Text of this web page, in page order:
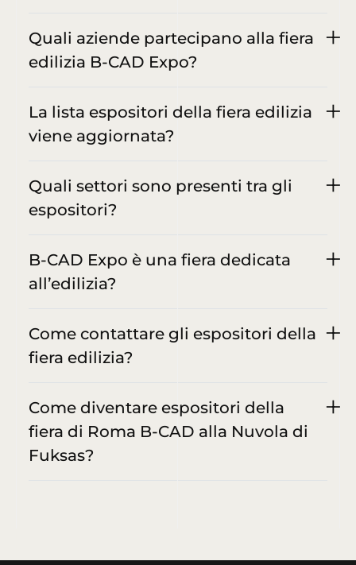
Quali aziende partecipano alla fiera
edilizia B-CAD Expo?
La lista espositori della fiera edilizia
viene aggiornata?
Quali settori sono presenti tra gli
espositori?
B-CAD Expo è una fiera dedicata
all’edilizia?
Come contattare gli espositori della
fiera edilizia?
Come diventare espositori della
fiera di Roma B-CAD alla Nuvola di
Fuksas?